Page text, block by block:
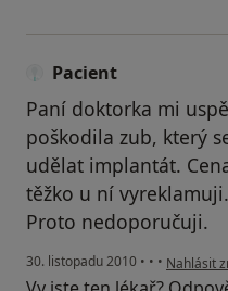
Pacient
Paní doktorka mi
poškodila zub, který
udělat implantát.
těžko u ní vyreklamuji.
Proto nedoporučuji.
30. listopadu 2010 • • • podle
Nahlásit